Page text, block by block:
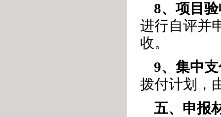
8、项目
进行自评并
收。
9、集中
拨付计划，
五、申报